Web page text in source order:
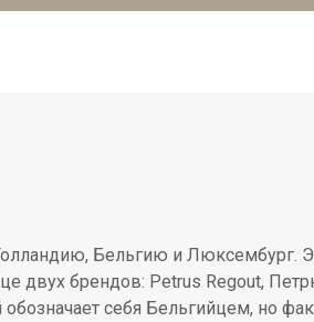
Бельгию и Люксембург.
двух брендов: Petrus Regout,
себя Бельгийцем, но